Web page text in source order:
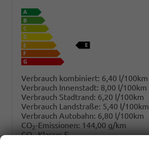
Verbrauch kombiniert: 6,40 l/100km
Verbrauch Innenstadt: 8,00 l/100km
Verbrauch Stadtrand: 6,20 l/100km
Verbrauch Landstraße: 5,40 l/100km
Verbrauch Autobahn: 6,80 l/100km
CO2-Emissionen: 144,00 g/km
CO2-Klasse: E